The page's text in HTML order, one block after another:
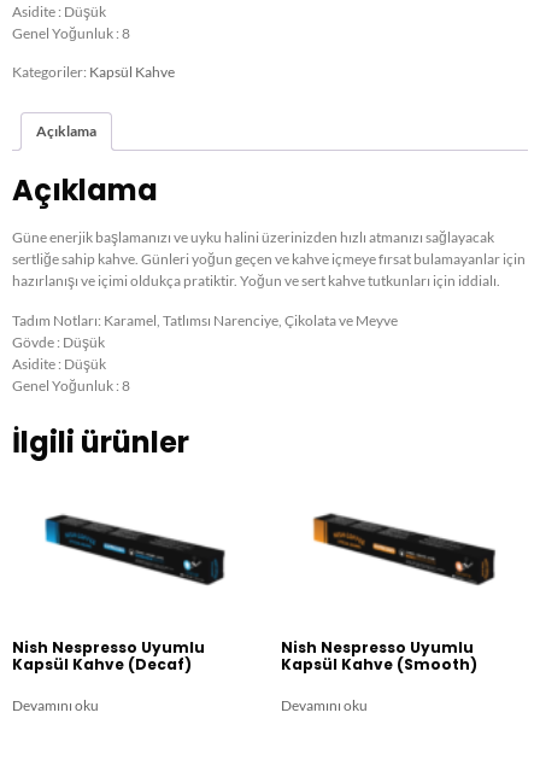
Asidite : Düşük
Genel Yoğunluk : 8
Kategoriler: Kapsül Kahve
Açıklama
Açıklama
Güne enerjik başlamanızı ve uyku halini üzerinizden hızlı atmanızı sağlayacak
sertliğe sahip kahve. Günleri yoğun geçen ve kahve içmeye fırsat bulamayanlar için
hazırlanışı ve içimi oldukça pratiktir. Yoğun ve sert kahve tutkunları için iddialı.
Tadım Notları: Karamel, Tatlımsı Narenciye, Çikolata ve Meyve
Gövde : Düşük
Asidite : Düşük
Genel Yoğunluk : 8
İlgili ürünler
Nish Nespresso Uyumlu
Kapsül Kahve (Decaf)​
Devamını oku
Nish Nespresso Uyumlu
Kapsül Kahve (Smooth)​
Devamını oku